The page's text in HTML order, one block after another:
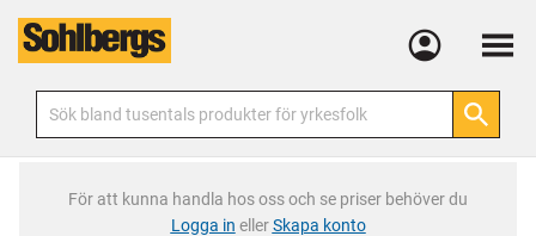
Meny
För att kunna handla hos oss och se priser behöver du
Logga in ellerSkapa konto